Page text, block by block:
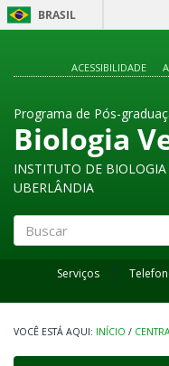
BRASIL
ACESSIBILIDADE
Programa de Pós-
Biologia
INSTITUTO DE
UBERLÂNDIA
Serviços
INÍCIO /